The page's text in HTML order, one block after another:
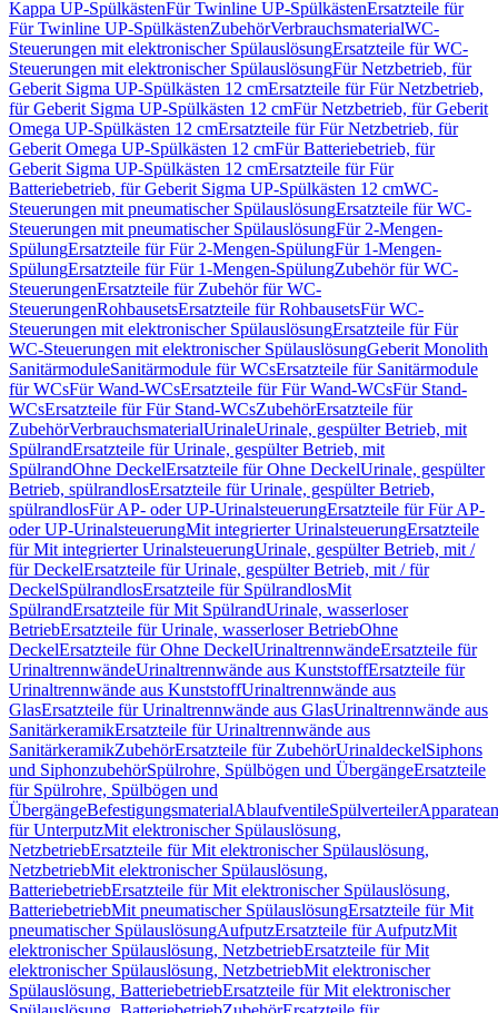
Kappa UP-SpülkästenFür Twinline UP-SpülkästenErsatzteile für
Für Twinline UP-SpülkästenZubehörVerbrauchsmaterialWC-
Steuerungen mit elektronischer SpülauslösungErsatzteile für WC-
Steuerungen mit elektronischer SpülauslösungFür Netzbetrieb, für
Geberit Sigma UP-Spülkästen 12 cmErsatzteile für Für Netzbetrieb,
für Geberit Sigma UP-Spülkästen 12 cmFür Netzbetrieb, für Geberit
Omega UP-Spülkästen 12 cmErsatzteile für Für Netzbetrieb, für
Geberit Omega UP-Spülkästen 12 cmFür Batteriebetrieb, für
Geberit Sigma UP-Spülkästen 12 cmErsatzteile für Für
Batteriebetrieb, für Geberit Sigma UP-Spülkästen 12 cmWC-
Steuerungen mit pneumatischer SpülauslösungErsatzteile für WC-
Steuerungen mit pneumatischer SpülauslösungFür 2-Mengen-
SpülungErsatzteile für Für 2-Mengen-SpülungFür 1-Mengen-
SpülungErsatzteile für Für 1-Mengen-SpülungZubehör für WC-
SteuerungenErsatzteile für Zubehör für WC-
SteuerungenRohbausetsErsatzteile für RohbausetsFür WC-
Steuerungen mit elektronischer SpülauslösungErsatzteile für Für
WC-Steuerungen mit elektronischer SpülauslösungGeberit Monolith
SanitärmoduleSanitärmodule für WCsErsatzteile für Sanitärmodule
für WCsFür Wand-WCsErsatzteile für Für Wand-WCsFür Stand-
WCsErsatzteile für Für Stand-WCsZubehörErsatzteile für
ZubehörVerbrauchsmaterialUrinaleUrinale, gespülter Betrieb, mit
SpülrandErsatzteile für Urinale, gespülter Betrieb, mit
SpülrandOhne DeckelErsatzteile für Ohne DeckelUrinale, gespülter
Betrieb, spülrandlosErsatzteile für Urinale, gespülter Betrieb,
spülrandlosFür AP- oder UP-UrinalsteuerungErsatzteile für Für AP-
oder UP-UrinalsteuerungMit integrierter UrinalsteuerungErsatzteile
für Mit integrierter UrinalsteuerungUrinale, gespülter Betrieb, mit /
für DeckelErsatzteile für Urinale, gespülter Betrieb, mit / für
DeckelSpülrandlosErsatzteile für SpülrandlosMit
SpülrandErsatzteile für Mit SpülrandUrinale, wasserloser
BetriebErsatzteile für Urinale, wasserloser BetriebOhne
DeckelErsatzteile für Ohne DeckelUrinaltrennwändeErsatzteile für
UrinaltrennwändeUrinaltrennwände aus KunststoffErsatzteile für
Urinaltrennwände aus KunststoffUrinaltrennwände aus
GlasErsatzteile für Urinaltrennwände aus GlasUrinaltrennwände aus
SanitärkeramikErsatzteile für Urinaltrennwände aus
SanitärkeramikZubehörErsatzteile für ZubehörUrinaldeckelSiphons
und SiphonzubehörSpülrohre, Spülbögen und ÜbergängeErsatzteile
für Spülrohre, Spülbögen und
ÜbergängeBefestigungsmaterialAblaufventileSpülverteiler
für UnterputzMit elektronischer Spülauslösung,
NetzbetriebErsatzteile für Mit elektronischer Spülauslösung,
NetzbetriebMit elektronischer Spülauslösung,
BatteriebetriebErsatzteile für Mit elektronischer Spülauslösung,
BatteriebetriebMit pneumatischer SpülauslösungErsatzteile für Mit
pneumatischer SpülauslösungAufputzErsatzteile für AufputzMit
elektronischer Spülauslösung, NetzbetriebErsatzteile für Mit
elektronischer Spülauslösung, NetzbetriebMit elektronischer
Spülauslösung, BatteriebetriebErsatzteile für Mit elektronischer